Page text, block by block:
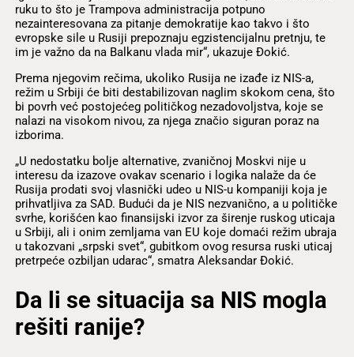
ruku to što je Trampova administracija potpuno
nezainteresovana za pitanje demokratije kao takvo i što
evropske sile u Rusiji prepoznaju egzistencijalnu pretnju, te
im je važno da na Balkanu vlada mir“, ukazuje Đokić.
Prema njegovim rečima, ukoliko Rusija ne izađe iz NIS-a,
režim u Srbiji će biti destabilizovan naglim skokom cena, što
bi povrh već postojećeg političkog nezadovoljstva, koje se
nalazi na visokom nivou, za njega značio siguran poraz na
izborima.
„U nedostatku bolje alternative, zvaničnoj Moskvi nije u
interesu da izazove ovakav scenario i logika nalaže da će
Rusija prodati svoj vlasnički udeo u NIS-u kompaniji koja je
prihvatljiva za SAD. Budući da je NIS nezvanično, a u političke
svrhe, korišćen kao finansijski izvor za širenje ruskog uticaja
u Srbiji, ali i onim zemljama van EU koje domaći režim ubraja
u takozvani „srpski svet“, gubitkom ovog resursa ruski uticaj
pretrpeće ozbiljan udarac“, smatra Aleksandar Đokić.
Da li se situacija sa NIS mogla
rešiti ranije?